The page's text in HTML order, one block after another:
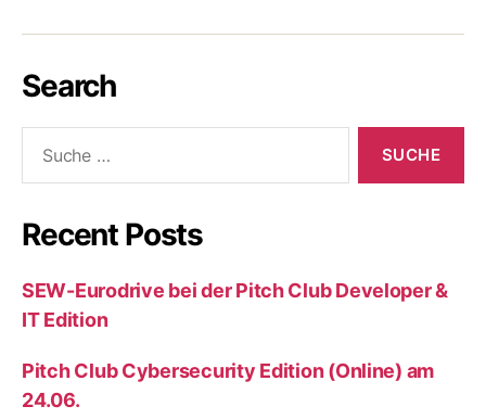
Search
nach:
Recent Posts
SEW-Eurodrive bei der Pitch Club Developer &
IT Edition
Pitch Club Cybersecurity Edition (Online) am
24.06.